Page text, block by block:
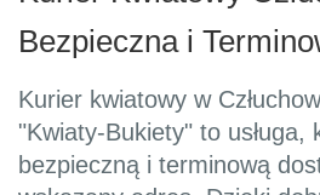
Bezpieczna i
Kurier kwiatowy w
"Kwiaty-Bukiety" to usługa,
bezpieczną i terminową